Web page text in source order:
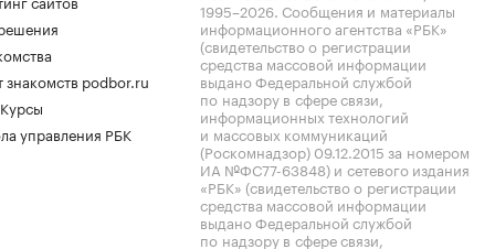
знакомств podbor.ru
управления РБК
1995–2026. Сообщения и материалы
информационного агентства «РБК»
(свидетельство о регистрации
средства массовой информации
выдано Федеральной службой
по надзору в сфере связи,
информационных технологий
и массовых коммуникаций
(Роскомнадзор) 09.12.2015 за номером
ИА №ФС77-63848) и сетевого издания
«РБК» (свидетельство о регистрации
средства массовой информации
выдано Федеральной службой
по надзору в сфере связи,